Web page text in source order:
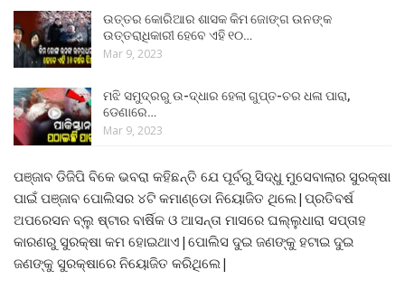
ଉତ୍ତର କୋରିଆର ଶାସକ କିମ ଜୋଙ୍ଗ ଉନଙ୍କ
ଉତ୍ତରାଧିକାରୀ ହେବେ ଏହି ୧୦…
Mar 9, 2023
ମଝି ସମୁଦ୍ରରୁ ଉ-ଦ୍ଧାର ହେଲା ଗୁପ୍ତ-ଚର ଧଳା ପାରା,
ଡେଣାରେ…
Mar 9, 2023
ପଞ୍ଜାବ ଡିଜିପି ବିକେ ଭବରା କହିଛନ୍ତି ଯେ ପୂର୍ବରୁ ସିଦ୍ଧୁ ମୁସେବାଲାର ସୁରକ୍ଷା
ପାଇଁ ପଞ୍ଜାବ ପୋଲିସର ୪ଟି କମାଣ୍ଡୋ ନିୟୋଜିତ ଥିଲେ|ପ୍ରତିବର୍ଷ
ଅପରେସନ ବ୍ଲୁ ଷ୍ଟାର ବାର୍ଷିକ ଓ ଆସନ୍ତା ମାସରେ ଘଲ୍ଲୁଧାରା ସପ୍ତାହ
କାରଣରୁ ସୁରକ୍ଷା କମ ହୋଇଥାଏ|ପୋଲିସ ଦୁଇ ଜଣଙ୍କୁ ହଟାଇ ଦୁଇ
ଜଣଙ୍କୁ ସୁରକ୍ଷାରେ ନିୟୋଜିତ କରିଥିଲେ|